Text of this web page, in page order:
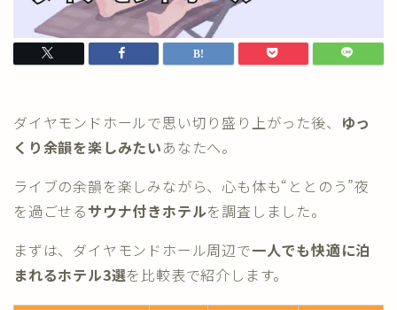
ダイヤモンドホールで思い切り盛り上がった後、 ゆっ
くり余韻を楽しみたいあなたへ。
ライブの余韻を楽しみながら、心も体も“ととのう”夜
を過ごせるサウナ付きホテルを調査しました。
まずは、ダイヤモンドホール周辺で一人でも快適に泊
まれるホテル3選を比較表で紹介します。